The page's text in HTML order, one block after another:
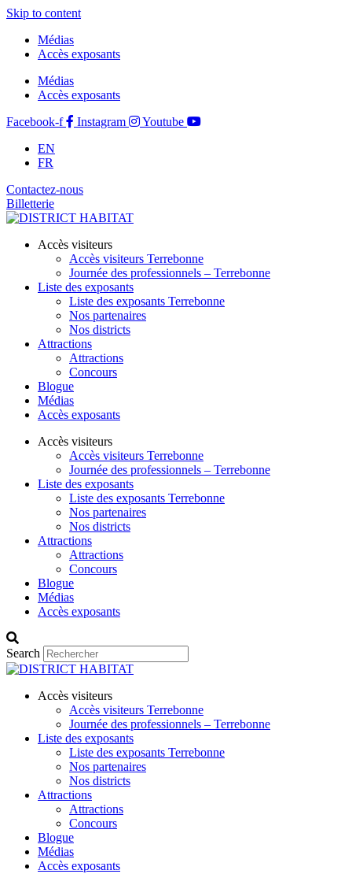
Skip to content
Médias
Accès exposants
Médias
Accès exposants
Facebook-f
Instagram
Youtube
EN
FR
Contactez-nous
Billetterie
Accès visiteurs
Accès visiteurs Terrebonne
Journée des professionnels – Terrebonne
Liste des exposants
Liste des exposants Terrebonne
Nos partenaires
Nos districts
Attractions
Attractions
Concours
Blogue
Médias
Accès exposants
Accès visiteurs
Accès visiteurs Terrebonne
Journée des professionnels – Terrebonne
Liste des exposants
Liste des exposants Terrebonne
Nos partenaires
Nos districts
Attractions
Attractions
Concours
Blogue
Médias
Accès exposants
Search
Accès visiteurs
Accès visiteurs Terrebonne
Journée des professionnels – Terrebonne
Liste des exposants
Liste des exposants Terrebonne
Nos partenaires
Nos districts
Attractions
Attractions
Concours
Blogue
Médias
Accès exposants